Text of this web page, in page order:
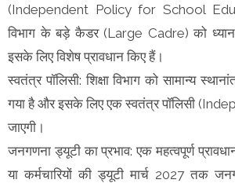
(Independent Policy for School
विभाग के बड़े कैडर (Large Cadre) को
इसके लिए विशेष प्रावधान किए हैं।
स्वतंत्र पॉलिसी: शिक्षा विभाग को सामान्य
गया है और इसके लिए एक स्वतंत्र पॉलिसी
जाएगी।
जनगणना ड्यूटी का प्रभाव: एक महत्वपूर्ण
या कर्मचारियों की ड्यूटी मार्च 2027 तक